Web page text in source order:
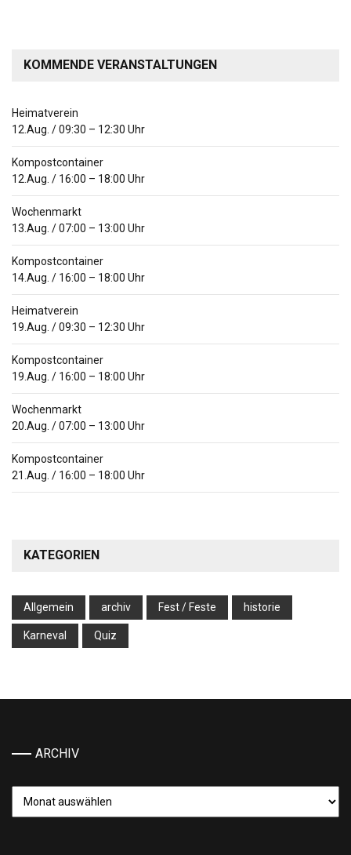
KOMMENDE VERANSTALTUNGEN
Heimatverein
12.Aug. /09:30 – 12:30 Uhr
Kompostcontainer
12.Aug. / 16:00 – 18:00 Uhr
Wochenmarkt
13.Aug. /07:00 – 13:00 Uhr
Kompostcontainer
14.Aug. / 16:00 – 18:00 Uhr
Heimatverein
19.Aug. /09:30 – 12:30 Uhr
Kompostcontainer
19.Aug. / 16:00 – 18:00 Uhr
Wochenmarkt
20.Aug. /07:00 – 13:00 Uhr
Kompostcontainer
21.Aug. / 16:00 – 18:00 Uhr
KATEGORIEN
Allgemein archiv Fest / Feste historie
Karneval Quiz
ARCHIV